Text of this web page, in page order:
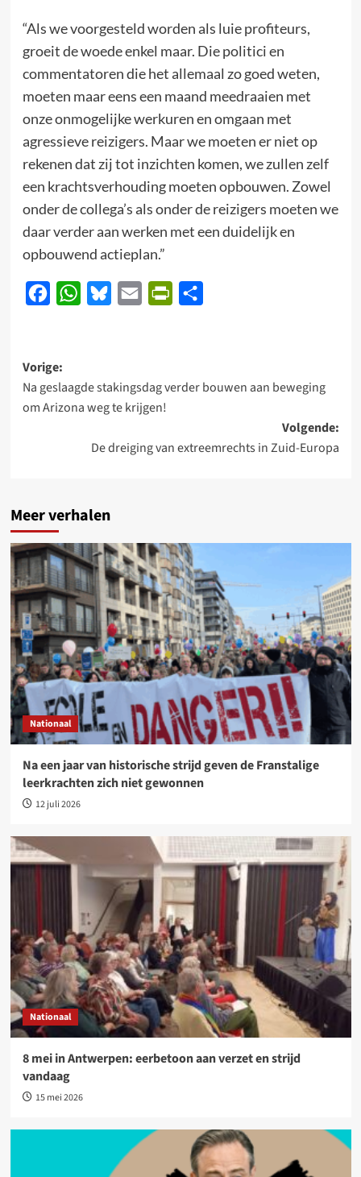
“Als we voorgesteld worden als luie profiteurs,
groeit de woede enkel maar. Die politici en
commentatoren die het allemaal zo goed weten,
moeten maar eens een maand meedraaien met
onze onmogelijke werkuren en omgaan met
agressieve reizigers. Maar we moeten er niet op
rekenen dat zij tot inzichten komen, we zullen zelf
een krachtsverhouding moeten opbouwen. Zowel
onder de collega’s als onder de reizigers moeten we
daar verder aan werken met een duidelijk en
opbouwend actieplan.”
FacebookWhatsApp
BlueskyEmail PrintFriendly
Bericht
navigatie
Vorige:
Na geslaagde stakingsdag verder bouwen aan beweging
om Arizona weg te krijgen!
Volgende:
De dreiging van extreemrechts in Zuid-Europa
Meer verhalen
Nationaal
Na een jaar van historische strijd geven de Franstalige
leerkrachten zich niet gewonnen
12 juli 2026
Nationaal
8 mei in Antwerpen: eerbetoon aan verzet en strijd
vandaag
15 mei 2026